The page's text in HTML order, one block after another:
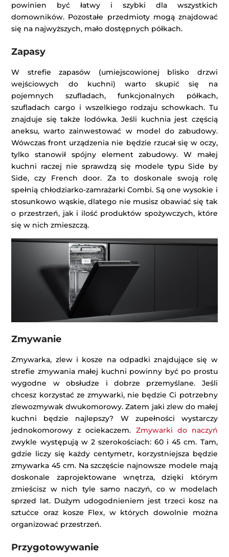
powinien być łatwy i szybki dla wszystkich
domowników. Pozostałe przedmioty mogą znajdować
się na najwyższych, mało dostępnych półkach.
Zapasy
W strefie zapasów (umiejscowionej blisko drzwi
wejściowych do kuchni) warto skupić się na
pojemnych szufladach, funkcjonalnych półkach,
szufladach cargo i wszelkiego rodzaju schowkach. Tu
znajduje się także lodówka. Jeśli kuchnia jest częścią
aneksu, warto zainwestować w model do zabudowy.
Wówczas front urządzenia nie będzie rzucał się w oczy,
tylko stanowił spójny element zabudowy. W małej
kuchni raczej nie sprawdzą się modele typu Side by
Side, czy French door. Za to doskonale swoją rolę
spełnią chłodziarko-zamrażarki Combi. Są one wysokie i
stosunkowo wąskie, dlatego nie musisz obawiać się tak
o przestrzeń, jak i ilość produktów spożywczych, które
się w nich zmieszczą.
Zmywanie
Zmywarka, zlew i kosze na odpadki znajdujące się w
strefie zmywania małej kuchni powinny być po prostu
wygodne w obsłudze i dobrze przemyślane. Jeśli
chcesz korzystać ze zmywarki, nie będzie Ci potrzebny
zlewozmywak dwukomorowy. Zatem jaki zlew do małej
kuchni będzie najlepszy? W zupełności wystarczy
jednokomorowy z ociekaczem. Zmywarki do naczyń
zwykle występują w 2 szerokościach: 60 i 45 cm. Tam,
gdzie liczy się każdy centymetr, korzystniejsza będzie
zmywarka 45 cm. Na szczęście najnowsze modele mają
doskonale zaprojektowane wnętrza, dzięki którym
zmieścisz w nich tyle samo naczyń, co w modelach
sprzed lat. Dużym udogodnieniem jest trzeci kosz na
sztućce oraz kosze Flex, w których dowolnie można
organizować przestrzeń.
Przygotowywanie